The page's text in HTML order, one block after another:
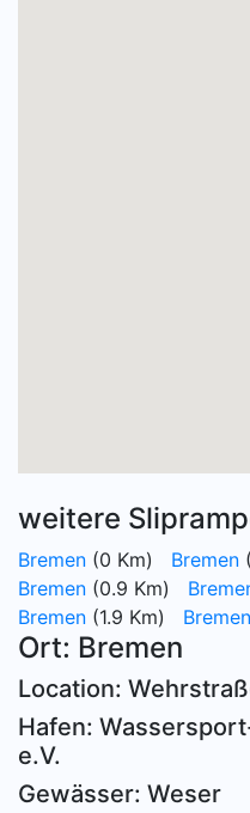
weitere
Bremen (0 Km) Bremen
Bremen (0.9 Km)
Bremen (1.9 Km) Bremen
Ort: Bremen
Location:
Hafen:
e.V.
Gewässer: Weser